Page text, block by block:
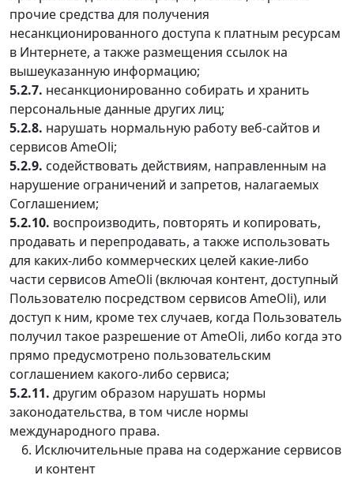
прочие средства для получения
несанкционированного доступа к платным ресурсам
в Интернете, а также размещения ссылок на
вышеуказанную информацию;
5.2.7. несанкционированно собирать и хранить
персональные данные других лиц;
5.2.8. нарушать нормальную работу веб-сайтов и
сервисов AmeOli;
5.2.9. содействовать действиям, направленным на
нарушение ограничений и запретов, налагаемых
Соглашением;
5.2.10. воспроизводить, повторять и копировать,
продавать и перепродавать, а также использовать
для каких-либо коммерческих целей какие-либо
части сервисов AmeOli (включая контент, доступный
Пользователю посредством сервисов AmeOli), или
доступ к ним, кроме тех случаев, когда Пользователь
получил такое разрешение от AmeOli, либо когда это
прямо предусмотрено пользовательским
соглашением какого-либо сервиса;
5.2.11. другим образом нарушать нормы
законодательства, в том числе нормы
международного права.
Исключительные права на содержание сервисов
и контент